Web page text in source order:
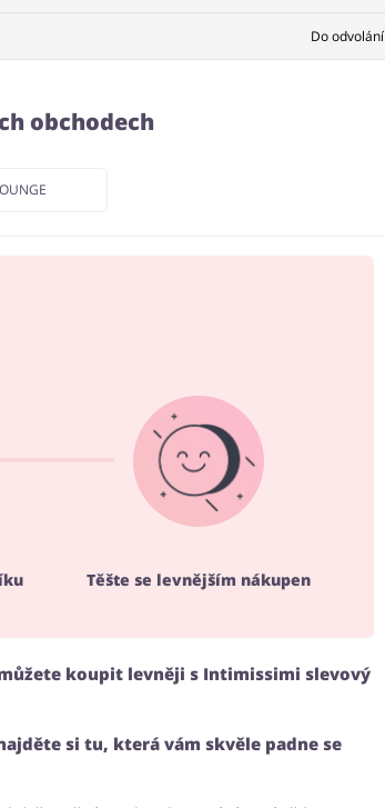
Do odvolání
obchodech
Těšte se levnějším nákupen
koupit levněji s Intimissimi slevový
si tu, která vám skvěle padne se